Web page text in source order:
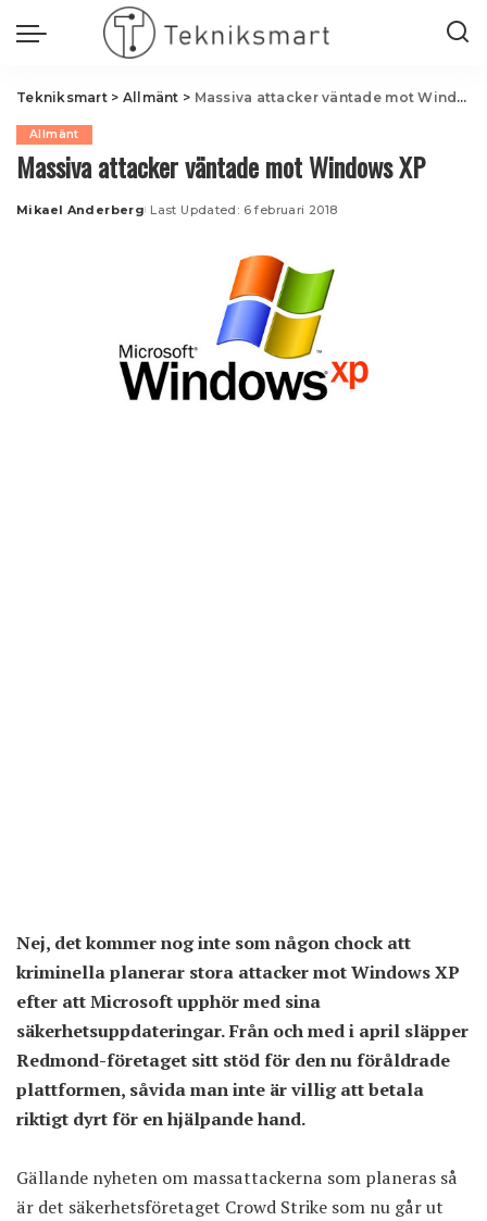
Tekniksmart> Allmänt > Massiva attacker väntade mot Windows XP
Allmänt
Massiva attacker väntade mot Windows XP
Posted
Mikael Anderberg Last Updated: 6 februari 2018
Nej, det kommer nog inte som någon chock att
kriminella planerar stora attacker mot Windows XP
efter att Microsoft upphör med sina
säkerhetsuppdateringar. Från och med i april släpper
Redmond-företaget sitt stöd för den nu föråldrade
plattformen, såvida man inte är villig att betala
riktigt dyrt för en hjälpande hand.
Gällande nyheten om massattackerna som planeras så
är det säkerhetsföretaget Crowd Strike som nu går ut